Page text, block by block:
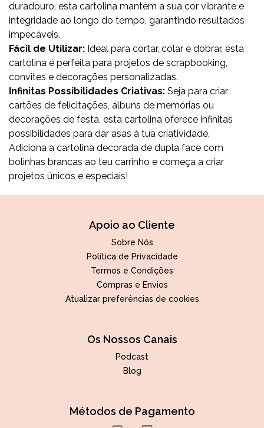
duradouro, esta cartolina mantém a sua cor vibrante e
integridade ao longo do tempo, garantindo resultados
impecáveis.
Fácil de Utilizar: Ideal para cortar, colar e dobrar, esta
cartolina é perfeita para projetos de scrapbooking,
convites e decorações personalizadas.
Infinitas Possibilidades Criativas: Seja para criar
cartões de felicitações, álbuns de memórias ou
decorações de festa, esta cartolina oferece infinitas
possibilidades para dar asas à tua criatividade.
Adiciona a cartolina decorada de dupla face com
bolinhas brancas ao teu carrinho e começa a criar
projetos únicos e especiais!
Apoio ao Cliente
Sobre Nós
Política de Privacidade
Termos e Condições
Compras e Envios
Atualizar preferências de cookies
Os Nossos Canais
Podcast
Blog
Métodos de Pagamento